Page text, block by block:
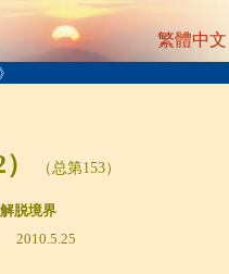
（总第153）
境界
繁體中文